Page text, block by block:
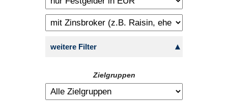
weitere Filter
Zielgruppen